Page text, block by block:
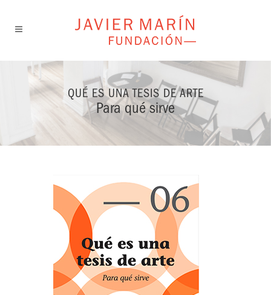
QUÉ ES UNA TESIS DE ARTE
Para qué sirve